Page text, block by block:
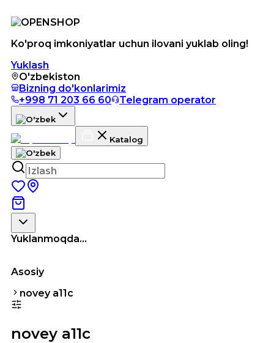
Ko'proq imkoniyatlar uchun ilovani yuklab oling!
Yuklash
O'zbekiston
Bizning do'konlarimiz
+998 71 203 66 60
Telegram operator
Katalog
Yuklanmoqda...
Asosiy
novey a11c
novey a11c